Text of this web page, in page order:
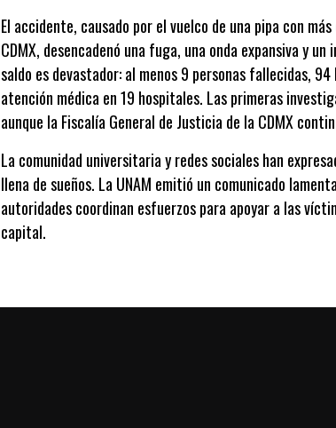
El accidente, causado por el vuelco de una pipa con
CDMX, desencadenó una fuga, una onda expansiva y
saldo es devastador: al menos 9 personas fallecidas,
atención médica en 19 hospitales. Las primeras
aunque la Fiscalía General de Justicia de la CDMX
La comunidad universitaria y redes sociales han
llena de sueños. La UNAM emitió un comunicado
autoridades coordinan esfuerzos para apoyar a las
capital.